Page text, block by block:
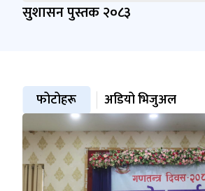
सुशासन पुस्तक २०८३
फोटोहरू अडियो भिजुअल